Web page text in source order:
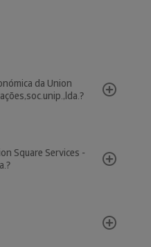
da Union
Square Services -